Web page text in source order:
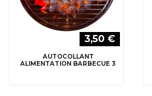
3,50 €
AUTOCOLLANT
ALIMENTATION BARBECUE 3